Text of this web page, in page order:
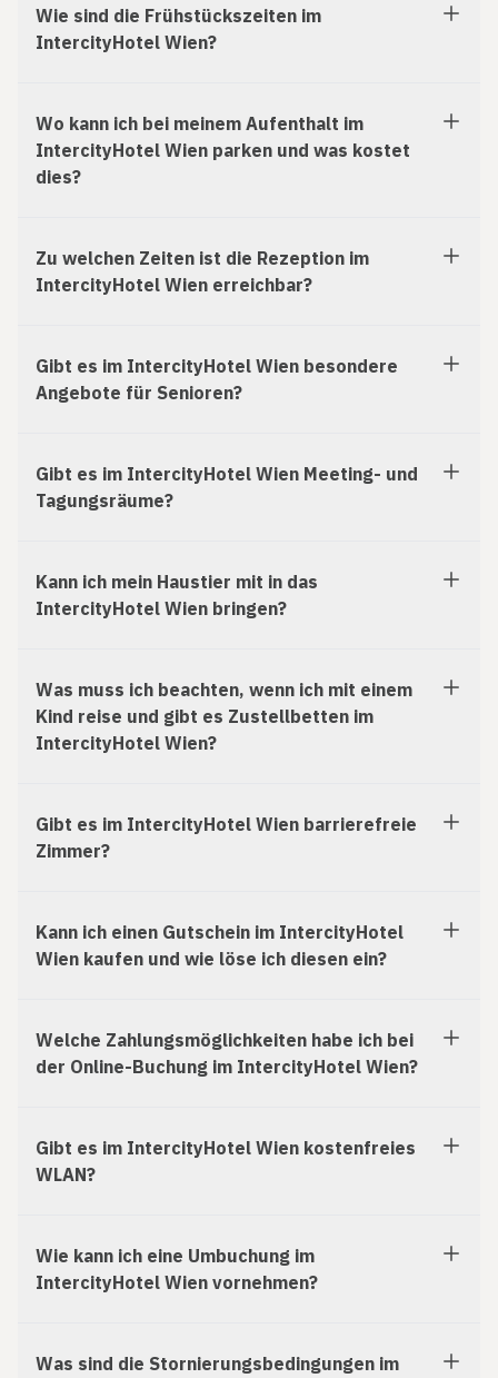
Wie sind die Frühstückszeiten im
IntercityHotel Wien?
Wo kann ich bei meinem Aufenthalt im
IntercityHotel Wien parken und was kostet
dies?
Zu welchen Zeiten ist die Rezeption im
IntercityHotel Wien erreichbar?
Gibt es im IntercityHotel Wien besondere
Angebote für Senioren?
Gibt es im IntercityHotel Wien Meeting- und
Tagungsräume?
Kann ich mein Haustier mit in das
IntercityHotel Wien bringen?
Was muss ich beachten, wenn ich mit einem
Kind reise und gibt es Zustellbetten im
IntercityHotel Wien?
Gibt es im IntercityHotel Wien barrierefreie
Zimmer?
Kann ich einen Gutschein im IntercityHotel
Wien kaufen und wie löse ich diesen ein?
Welche Zahlungsmöglichkeiten habe ich bei
der Online-Buchung im IntercityHotel Wien?
Gibt es im IntercityHotel Wien kostenfreies
WLAN?
Wie kann ich eine Umbuchung im
IntercityHotel Wien vornehmen?
Was sind die Stornierungsbedingungen im